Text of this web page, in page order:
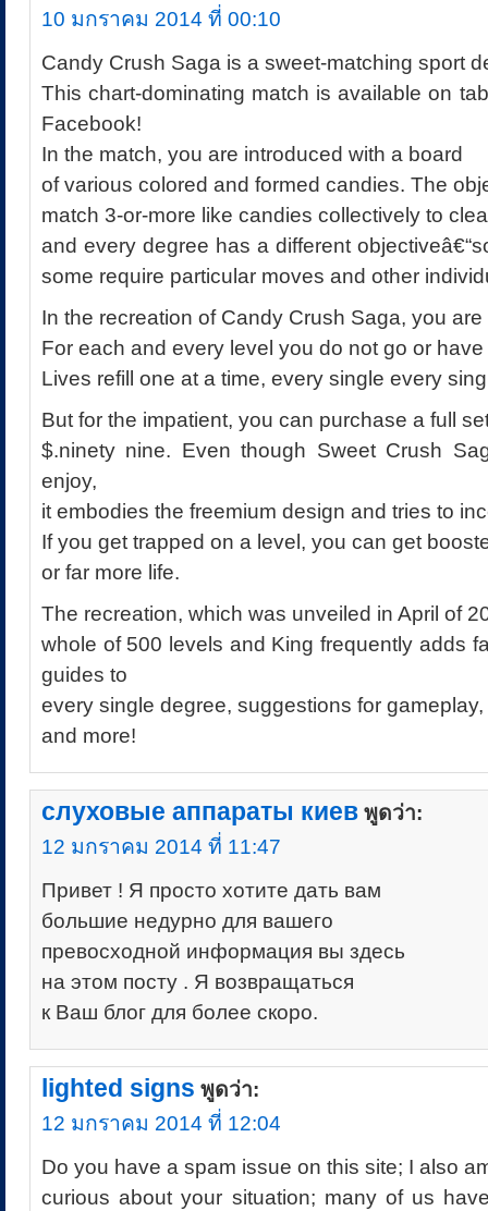
10 มกราคม 2014 ที่ 00:10
Candy Crush Saga is a sweet-matching sport
This chart-dominating match is available on
Facebook!
In the match, you are introduced with a board
of various colored and formed candies. The
match 3-or-more like candies collectively to
and every degree has a different
some require particular moves and other
In the recreation of Candy Crush Saga, you
For each and every level you do not go or
Lives refill one at a time, every single every
But for the impatient, you can purchase a full
$.ninety nine. Even though Sweet Crush
enjoy,
it embodies the freemium design and tries to
If you get trapped on a level, you can get
or far more life.
The recreation, which was unveiled in April of
whole of 500 levels and King frequently adds
guides to
every single degree, suggestions for
and more!
слуховые аппараты киев พูดว่า:
12 มกราคม 2014 ที่ 11:47
Привет ! Я просто хотите дать вам
большие недурно для вашего
превосходной информация вы здесь
на этом посту . Я возвращаться
к Ваш блог для более скоро.
lighted signs พูดว่า:
12 มกราคม 2014 ที่ 12:04
Do you have a spam issue on this site; I also
curious about your situation; many of us